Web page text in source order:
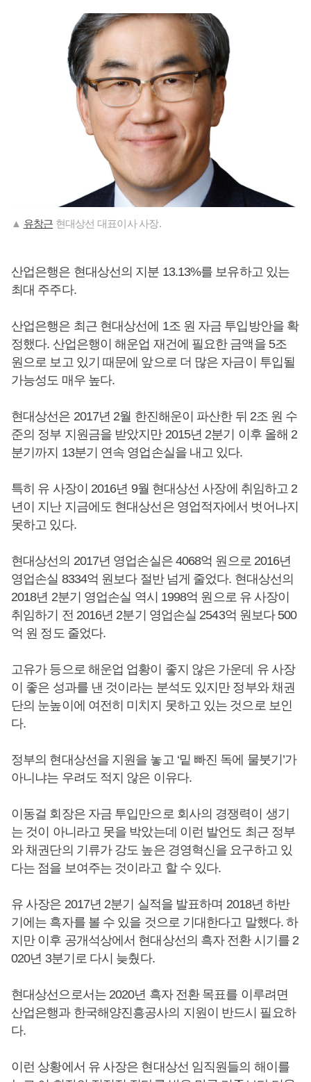
▲ 유창근 현대상선 대표이사 사장.
산업은행은 현대상선의 지분 13.13%를 보유하고 있는
최대 주주다.
산업은행은 최근 현대상선에 1조 원 자금 투입방안을 확
정했다. 산업은행이 해운업 재건에 필요한 금액을 5조
원으로 보고 있기 때문에 앞으로 더 많은 자금이 투입될
가능성도 매우 높다.
현대상선은 2017년 2월 한진해운이 파산한 뒤 2조 원 수
준의 정부 지원금을 받았지만 2015년 2분기 이후 올해 2
분기까지 13분기 연속 영업손실을 내고 있다.
특히 유 사장이 2016년 9월 현대상선 사장에 취임하고 2
년이 지난 지금에도 현대상선은 영업적자에서 벗어나지
못하고 있다.
현대상선의 2017년 영업손실은 4068억 원으로 2016년
영업손실 8334억 원보다 절반 넘게 줄었다. 현대상선의
2018년 2분기 영업손실 역시 1998억 원으로 유 사장이
취임하기 전 2016년 2분기 영업손실 2543억 원보다 500
억 원 정도 줄었다.
고유가 등으로 해운업 업황이 좋지 않은 가운데 유 사장
이 좋은 성과를 낸 것이라는 분석도 있지만 정부와 채권
단의 눈높이에 여전히 미치지 못하고 있는 것으로 보인
다.
정부의 현대상선을 지원을 놓고 ‘밑 빠진 독에 물붓기’가
아니냐는 우려도 적지 않은 이유다.
이동걸 회장은 자금 투입만으로 회사의 경쟁력이 생기
는 것이 아니라고 못을 박았는데 이런 발언도 최근 정부
와 채권단의 기류가 강도 높은 경영혁신을 요구하고 있
다는 점을 보여주는 것이라고 할 수 있다.
유 사장은 2017년 2분기 실적을 발표하며 2018년 하반
기에는 흑자를 볼 수 있을 것으로 기대한다고 말했다. 하
지만 이후 공개석상에서 현대상선의 흑자 전환 시기를 2
020년 3분기로 다시 늦췄다.
현대상선으로서는 2020년 흑자 전환 목표를 이루려면
산업은행과 한국해양진흥공사의 지원이 반드시 필요하
다.
이런 상황에서 유 사장은 현대상선 임직원들의 해이를